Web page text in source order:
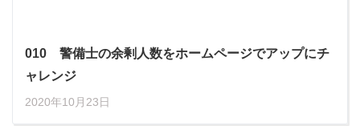
010 警備士の余剰人数をホームページでアップにチ
ャレンジ
2020年10月23日